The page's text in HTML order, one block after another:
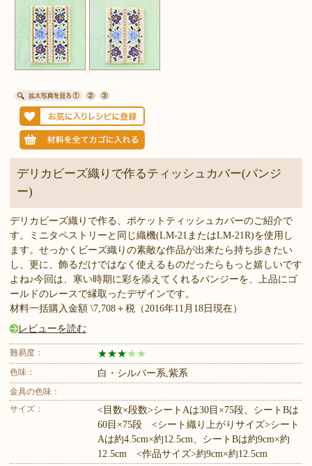
デリカビーズ織りで作るティッシュカバー(パンジ
ー)
デリカビーズ織りで作る、ポケットティッシュカバーのご紹介で
す。ミニタペストリーと同じ織機(LM-21またはLM-21R)を使用し
ます。せっかくビーズ織りの素敵な作品が出来たら持ち歩きたい
し、更に、飾るだけではなく使えるものだったらもっと嬉しいです
よね♪今回は、寒い時期に彩を添えてくれるパンジーを、上品にゴ
ールドのレースで縁取ったデザインです。
材料一括購入金額 \7,708＋税（2016年11月18日現在）
レビューを読む
難易度： ★★★ ★ ★
色味： 白・シルバー系,紫系
金具の色味：
サイズ：
<目数×段数>シートAは30目×75段、シートBは
60目×75段 <シート織り上がりサイズ>シート
Aは約4.5cm×約12.5cm、シートBは約9cm×約
12.5cm <作品サイズ>約9cm×約12.5cm